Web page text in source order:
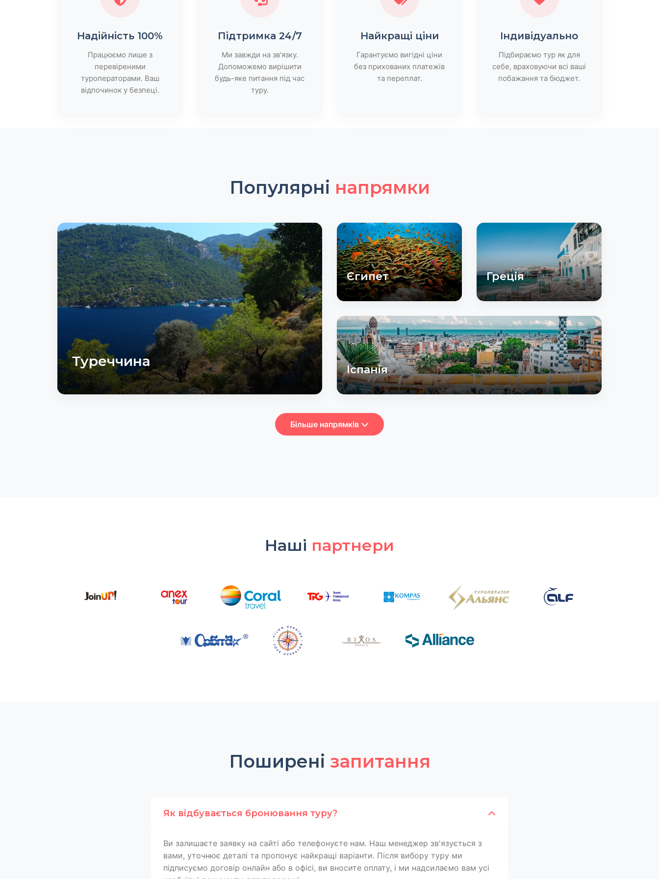
Надійність 100%
Працюємо лише з
перевіреними
туроператорами. Ваш
відпочинок у безпеці.
Підтримка 24/7
Ми завжди на зв'язку.
Допоможемо вирішити
будь-яке питання під час
туру.
Найкращі ціни
Гарантуємо вигідні ціни
без прихованих платежів
та переплат.
Індивідуально
Підбираємо тур як для
себе, враховуючи всі ваші
побажання та бюджет.
Популярні напрямки
Туреччина
Єгипет Греція
Іспанія
Більше напрямків
Наші партнери
Поширені запитання
Як відбувається бронювання туру?
Ви залишаєте заявку на сайті або телефонуєте нам. Наш менеджер зв'язується з
вами, уточнює деталі та пропонує найкращі варіанти. Після вибору туру ми
підписуємо договір онлайн або в офісі, ви вносите оплату, і ми надсилаємо вам усі